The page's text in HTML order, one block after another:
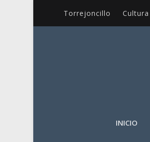
Torrejoncillo Cultura
INICIO